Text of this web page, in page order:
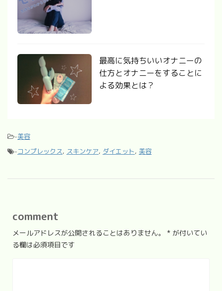
最高に気持ちいいオナニーの
仕方とオナニーをすることに
よる効果とは？
-美容
-コンプレックス, スキンケア, ダイエット, 美容
comment
メールアドレスが公開されることはありません。 * が付いてい
る欄は必須項目です